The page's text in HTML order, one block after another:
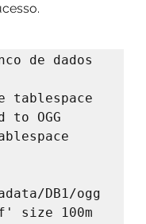
de dados
tablespace
to OGG
DB1/ogg
size 100m